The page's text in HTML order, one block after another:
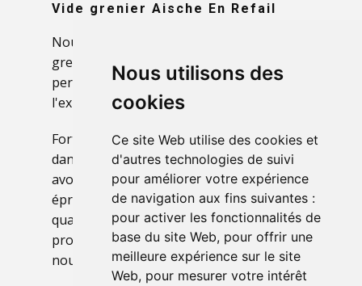
Nous utilisons des
cookies
Ce site Web utilise des cookies et
d'autres technologies de suivi
pour améliorer votre expérience
de navigation aux fins suivantes :
pour activer les fonctionnalités de
base du site Web, pour offrir une
meilleure expérience sur le site
Web, pour mesurer votre intérêt
Vide grenier Aische En Refail
Nous débarrassons rapidement votre
grenier à Aische en refail pour vous
permettre de mieux l'organiser et
l'exploiter.
Forts de nombreuses années d'expérience
dans le domaine duvide grenier, nous
avons développé une méthodologie
éprouvée pour vous offrir un service de
qualité supérieure. Confiez-nous votre
projet à Aische en refail , et laissez-nous
nous occuper de tout pour vous !